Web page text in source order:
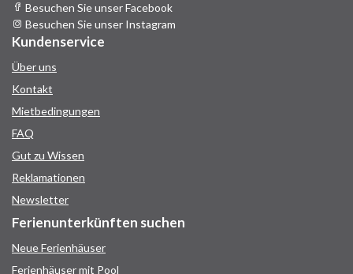
Besuchen Sie unser Facebook
Besuchen Sie unser Instagram
Kundenservice
Über uns
Kontakt
Mietbedingungen
FAQ
Gut zu Wissen
Reklamationen
Newsletter
Ferienunterkünften suchen
Neue Ferienhäuser
Ferienhäuser mit Pool